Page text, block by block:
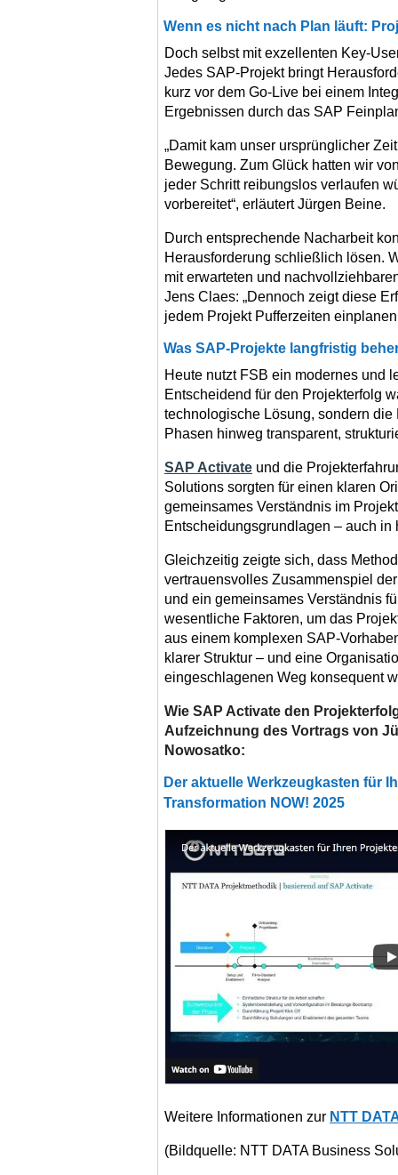
Wenn es nicht nach Plan läuft:
Doch selbst mit exzellenten Key-
Jedes SAP-Projekt bringt
kurz vor dem Go-Live bei einem
Ergebnissen durch das SAP
„Damit kam unser ursprünglicher
Bewegung. Zum Glück hatten wir
jeder Schritt reibungslos verlaufen
vorbereitet“, erläutert Jürgen Beine.
Durch entsprechende Nacharbeit
Herausforderung schließlich lösen.
mit erwarteten und
Jens Claes: „Dennoch zeigt diese
jedem Projekt Pufferzeiten
Was SAP-Projekte langfristig
Heute nutzt FSB ein modernes und
Entscheidend für den Projekterfolg
technologische Lösung, sondern
Phasen hinweg transparent,
SAP Activate und die
Solutions sorgten für einen klaren
gemeinsames Verständnis im
Entscheidungsgrundlagen – auch
Gleichzeitig zeigte sich, dass
vertrauensvolles Zusammenspiel
und ein gemeinsames Verständnis
wesentliche Faktoren, um das
aus einem komplexen SAP-
klarer Struktur – und eine
eingeschlagenen Weg konsequent
Wie SAP Activate den
Aufzeichnung des Vortrags von
Nowosatko:
Der aktuelle Werkzeugkasten für
Transformation NOW! 2025
Weitere Informationen zur NTT
(Bildquelle: NTT DATA Business